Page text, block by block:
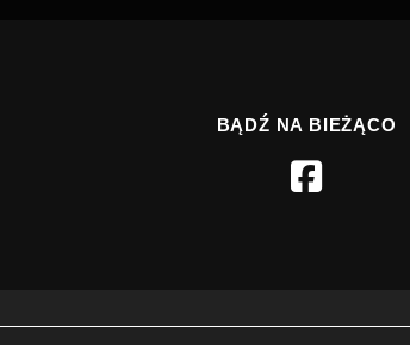
BĄDŹ NA BIEŻĄCO